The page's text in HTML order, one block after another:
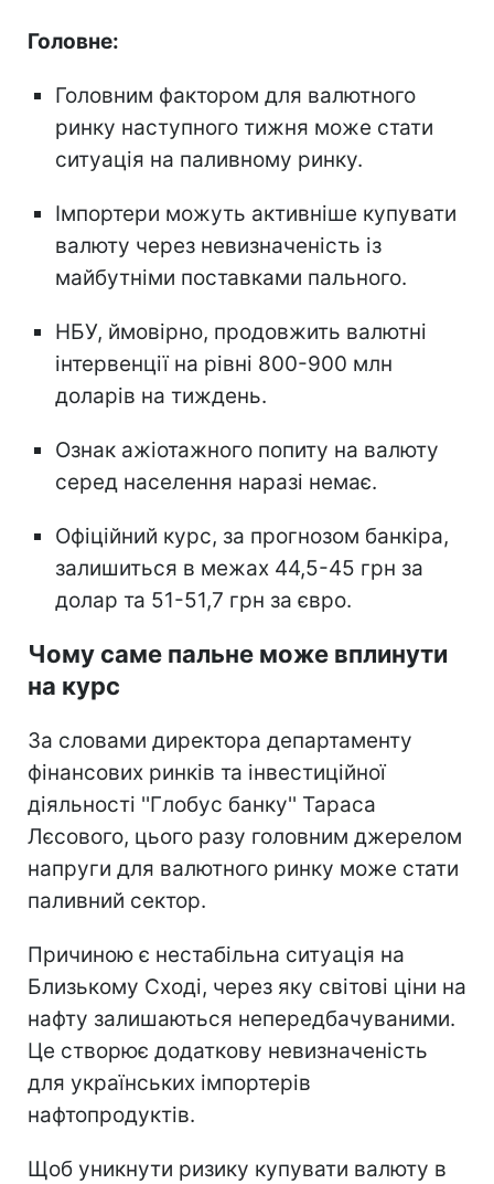
Головне:
Головним фактором для валютного
ринку наступного тижня може стати
ситуація на паливному ринку.
Імпортери можуть активніше купувати
валюту через невизначеність із
майбутніми поставками пального.
НБУ, ймовірно, продовжить валютні
інтервенції на рівні 800-900 млн
доларів на тиждень.
Ознак ажіотажного попиту на валюту
серед населення наразі немає.
Офіційний курс, за прогнозом банкіра,
залишиться в межах 44,5-45 грн за
долар та 51-51,7 грн за євро.
Чому саме пальне може вплинути
на курс
За словами директора департаменту
фінансових ринків та інвестиційної
діяльності ''Глобус банку'' Тараса
Лєсового, цього разу головним джерелом
напруги для валютного ринку може стати
паливний сектор.
Причиною є нестабільна ситуація на
Близькому Сході, через яку світові ціни на
нафту залишаються непередбачуваними.
Це створює додаткову невизначеність
для українських імпортерів
нафтопродуктів.
Щоб уникнути ризику купувати валюту в